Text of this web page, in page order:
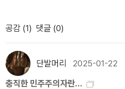
되는 것처럼 느껴진다.. 그 사상이
거친 것인지는 의문이다.. 사상(?)이
사회에서도 사상은 종종 무미건조
면 치열한 현실을 견뎌낼 수 없는 지
어버린다.. 우리는 아주 가끔 사상이
공감 (1) 댓글 (0)
단발머리 2025-01-22
충직한 민주주의자란...